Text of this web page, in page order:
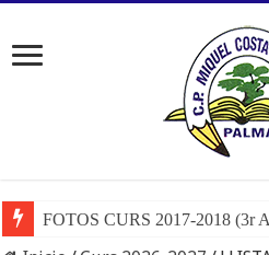
FOTOS CURS 2017-2018 (3r